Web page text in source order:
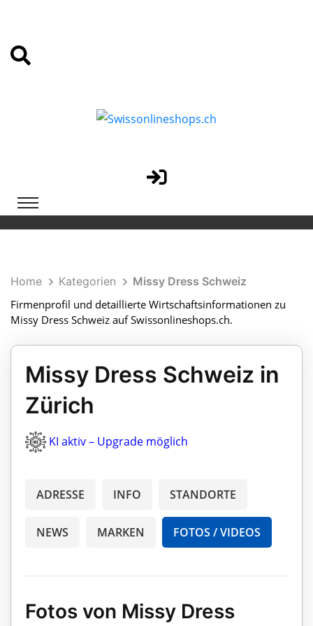
Home Kategorien
Missy Dress Schweiz
Firmenprofil und detaillierte Wirtschaftsinformationen zu
Missy Dress Schweiz auf Swissonlineshops.ch.
Missy Dress Schweiz in
Zürich
KI aktiv – Upgrade möglich
ADRESSE INFO STANDORTE
NEWS MARKEN FOTOS / VIDEOS
Fotos von Missy Dress